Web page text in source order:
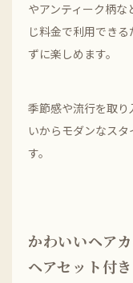
やアンティーク柄な
じ料金で利用でき
ずに楽しめます。
季節感や流行を取
いからモダンなス
す。
かわいいヘア
ヘアセット付き